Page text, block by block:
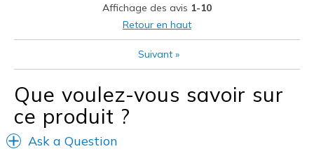
Feels true to width
Sizing
Feels true to size
Affichage des avis 1-10
Retour en haut
Suivant »
Que voulez-vous savoir sur
ce produit ?
Ask a Question